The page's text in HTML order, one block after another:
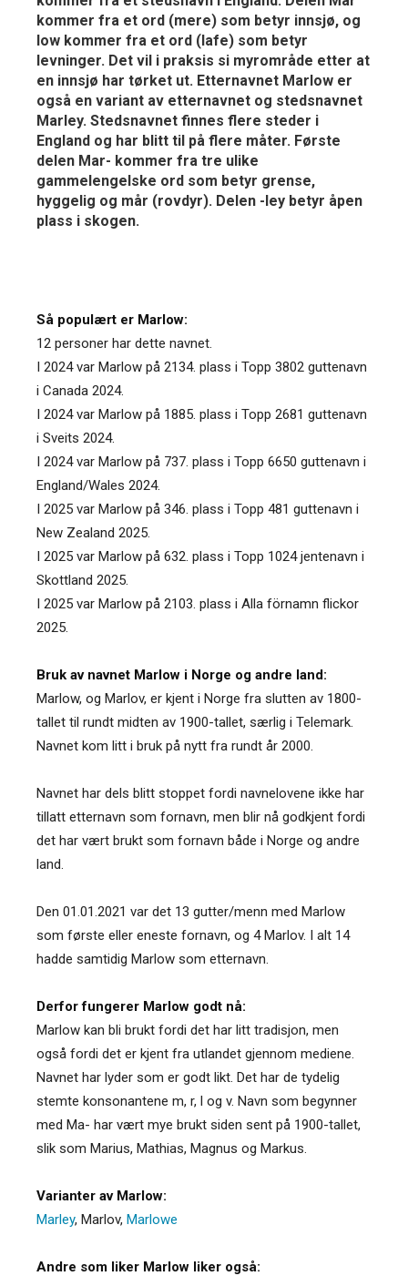
kommer fra et ord (mere) som betyr innsjø, og
low kommer fra et ord (lafe) som betyr
levninger. Det vil i praksis si myrområde etter at
en innsjø har tørket ut. Etternavnet Marlow er
også en variant av etternavnet og stedsnavnet
Marley. Stedsnavnet finnes flere steder i
England og har blitt til på flere måter. Første
delen Mar- kommer fra tre ulike
gammelengelske ord som betyr grense,
hyggelig og mår (rovdyr). Delen -ley betyr åpen
plass i skogen.
Så populært er Marlow:
12 personer har dette navnet.
I 2024 var Marlow på 2134. plass i Topp 3802 guttenavn
i Canada 2024.
I 2024 var Marlow på 1885. plass i Topp 2681 guttenavn
i Sveits 2024.
I 2024 var Marlow på 737. plass i Topp 6650 guttenavn i
England/Wales 2024.
I 2025 var Marlow på 346. plass i Topp 481 guttenavn i
New Zealand 2025.
I 2025 var Marlow på 632. plass i Topp 1024 jentenavn i
Skottland 2025.
I 2025 var Marlow på 2103. plass i Alla förnamn flickor
2025.
Bruk av navnet Marlow i Norge og andre land:
Marlow, og Marlov, er kjent i Norge fra slutten av 1800-
tallet til rundt midten av 1900-tallet, særlig i Telemark.
Navnet kom litt i bruk på nytt fra rundt år 2000.
Navnet har dels blitt stoppet fordi navnelovene ikke har
tillatt etternavn som fornavn, men blir nå godkjent fordi
det har vært brukt som fornavn både i Norge og andre
land.
Den 01.01.2021 var det 13 gutter/menn med Marlow
som første eller eneste fornavn, og 4 Marlov. I alt 14
hadde samtidig Marlow som etternavn.
Derfor fungerer Marlow godt nå:
Marlow kan bli brukt fordi det har litt tradisjon, men
også fordi det er kjent fra utlandet gjennom mediene.
Navnet har lyder som er godt likt. Det har de tydelig
stemte konsonantene m, r, l og v. Navn som begynner
med Ma- har vært mye brukt siden sent på 1900-tallet,
slik som Marius, Mathias, Magnus og Markus.
Varianter av Marlow:
Marley, Marlov, Marlowe
Andre som liker Marlow liker også: